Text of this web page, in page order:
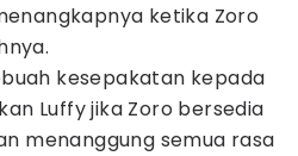
ketika Zoro
kesepakatan kepada
Luffy jika Zoro bersedia
menanggung semua rasa